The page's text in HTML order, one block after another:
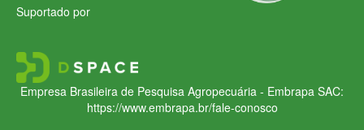
Suportado por
Empresa Brasileira de Pesquisa Agropecuária - Embrapa SAC:
https://www.embrapa.br/fale-conosco